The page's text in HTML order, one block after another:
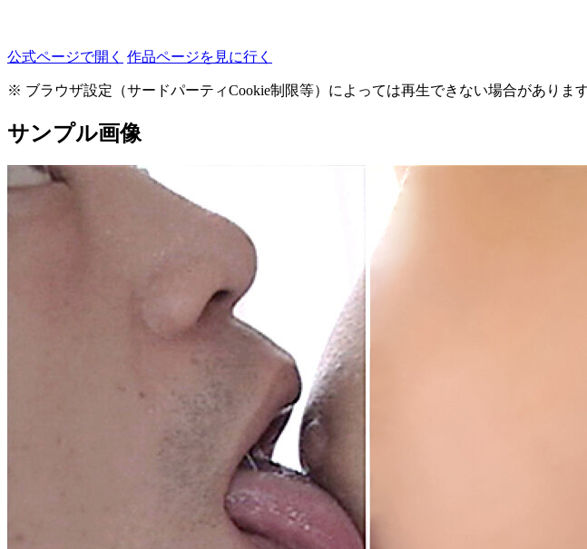
公式ページで開く 作品ページを見に行く
※ ブラウザ設定（サードパーティCookie制限等）によっては再生できない場合がありま
サンプル画像